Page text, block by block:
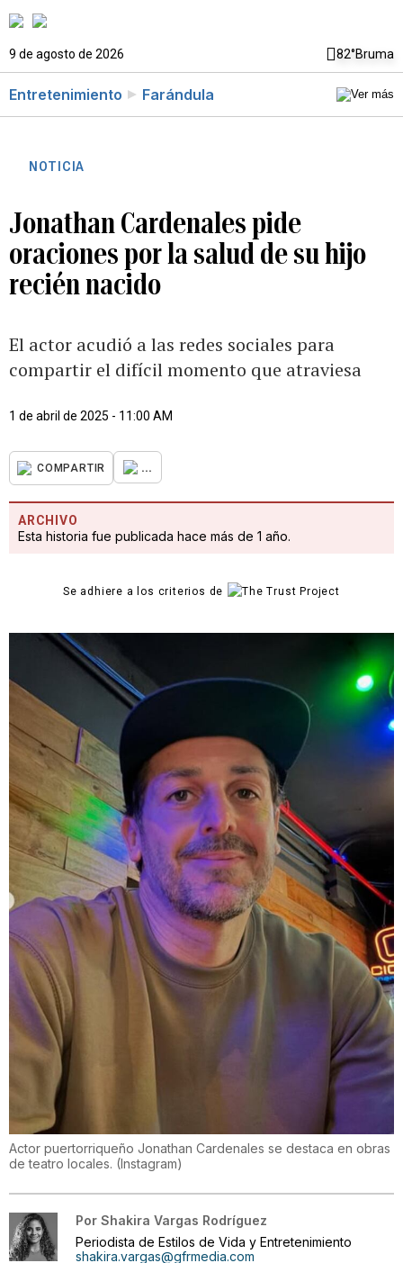
9 de agosto de 2026 82°Bruma
Entretenimiento Farándula
NOTICIA
Jonathan Cardenales pide
oraciones por la salud de su hijo
recién nacido
El actor acudió a las redes sociales para
compartir el difícil momento que atraviesa
1 de abril de 2025 - 11:00 AM
COMPARTIR ...
ARCHIVO
Esta historia fue publicada hace más de 1 año.
Se adhiere a los criterios de
Actor puertorriqueño Jonathan Cardenales se destaca en obras
de teatro locales. (Instagram)
Por Shakira Vargas Rodríguez
Periodista de Estilos de Vida y Entretenimiento
shakira.vargas@gfrmedia.com